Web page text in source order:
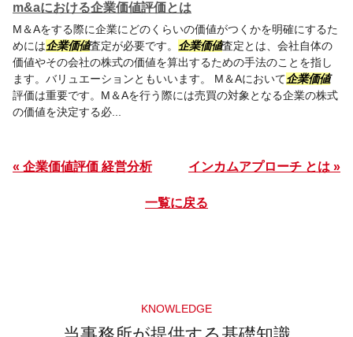
m&aにおける企業価値評価とは
M＆Aをする際に企業にどのくらいの価値がつくかを明確にするた
めには企業価値査定が必要です。 企業価値査定とは、会社自体の
価値やその会社の株式の価値を算出するための手法のことを指し
ます。バリュエーションともいいます。 M＆Aにおいて企業価値
評価は重要です。M＆Aを行う際には売買の対象となる企業の株式
の価値を決定する必...
« 企業価値評価 経営分析 インカムアプローチ とは »
一覧に戻る
KNOWLEDGE